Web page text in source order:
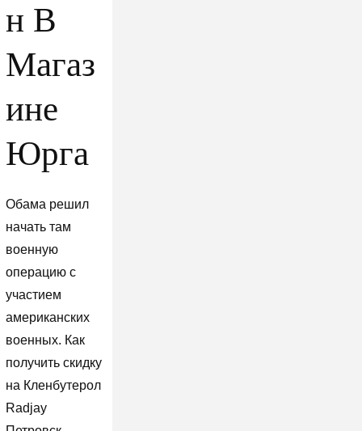
н В
Магаз
ине
Юрга
Обама решил
начать там
военную
операцию с
участием
американских
военных. Как
получить скидку
на Кленбутерол
Radjay